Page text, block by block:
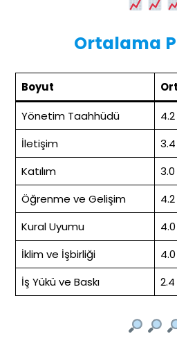
Ortalama
Boyut
Yönetim Taahhüdü
4.2
İletişim
3.4
Katılım
3.0
Öğrenme ve Gelişim
4.2
Kural Uyumu
4.0
İklim ve İşbirliği
4.0
İş Yükü ve Baskı
2.4